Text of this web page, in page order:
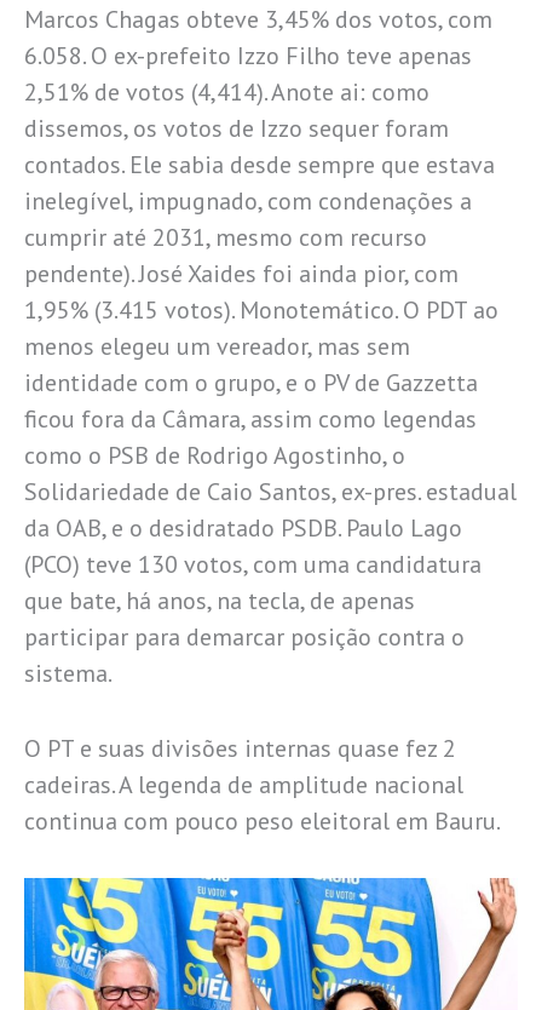
Marcos Chagas obteve 3,45% dos votos, com
6.058. O ex-prefeito Izzo Filho teve apenas
2,51% de votos (4,414). Anote ai: como
dissemos, os votos de Izzo sequer foram
contados. Ele sabia desde sempre que estava
inelegível, impugnado, com condenações a
cumprir até 2031, mesmo com recurso
pendente). José Xaides foi ainda pior, com
1,95% (3.415 votos). Monotemático. O PDT ao
menos elegeu um vereador, mas sem
identidade com o grupo, e o PV de Gazzetta
ficou fora da Câmara, assim como legendas
como o PSB de Rodrigo Agostinho, o
Solidariedade de Caio Santos, ex-pres. estadual
da OAB, e o desidratado PSDB. Paulo Lago
(PCO) teve 130 votos, com uma candidatura
que bate, há anos, na tecla, de apenas
participar para demarcar posição contra o
sistema.
O PT e suas divisões internas quase fez 2
cadeiras. A legenda de amplitude nacional
continua com pouco peso eleitoral em Bauru.